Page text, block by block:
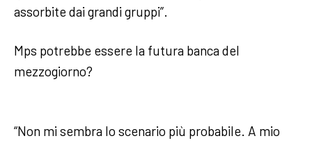
assorbite dai grandi gruppi”.
Mps potrebbe essere la futura banca del
mezzogiorno?
“Non mi sembra lo scenario più probabile. A mio